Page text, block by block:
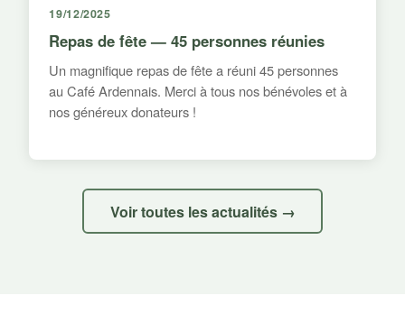
19/12/2025
Repas de fête — 45 personnes réunies
Un magnifique repas de fête a réuni 45 personnes
au Café Ardennais. Merci à tous nos bénévoles et à
nos généreux donateurs !
Voir toutes les actualités →